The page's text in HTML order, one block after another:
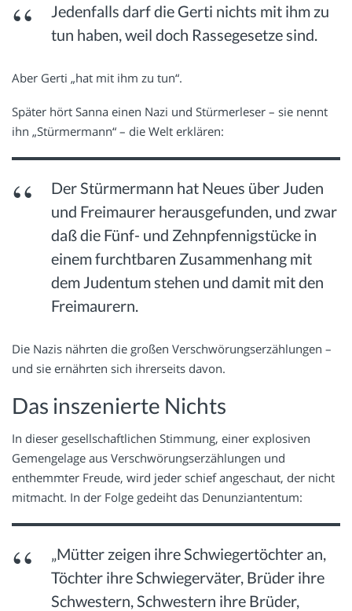
Jedenfalls darf die Gerti nichts mit ihm zu
tun haben, weil doch Rassegesetze sind.
Aber Gerti „hat mit ihm zu tun“.
Später hört Sanna einen Nazi und Stürmerleser – sie nennt
ihn „Stürmermann“ – die Welt erklären:
Der Stürmermann hat Neues über Juden
und Freimaurer herausgefunden, und zwar
daß die Fünf- und Zehnpfennigstücke in
einem furchtbaren Zusammenhang mit
dem Judentum stehen und damit mit den
Freimaurern.
Die Nazis nährten die großen Verschwörungserzählungen –
und sie ernährten sich ihrerseits davon.
Das inszenierte Nichts
In dieser gesellschaftlichen Stimmung, einer explosiven
Gemengelage aus Verschwörungserzählungen und
enthemmter Freude, wird jeder schief angeschaut, der nicht
mitmacht. In der Folge gedeiht das Denunziantentum:
„Mütter zeigen ihre Schwiegertöchter an,
Töchter ihre Schwiegerväter, Brüder ihre
Schwestern, Schwestern ihre Brüder,